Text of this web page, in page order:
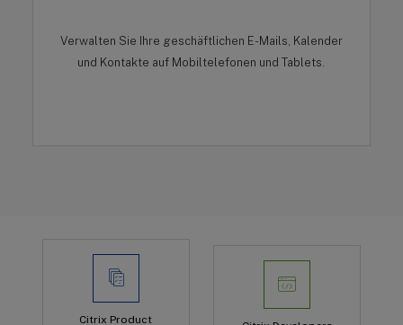
Verwalten Sie Ihre geschäftlichen E-Mails, Kalender
und Kontakte auf Mobiltelefonen und Tablets.
Citrix Product